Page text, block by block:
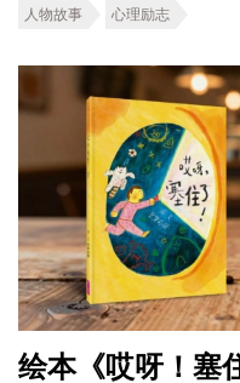
人物故事 心理励志
绘本《哎呀！塞